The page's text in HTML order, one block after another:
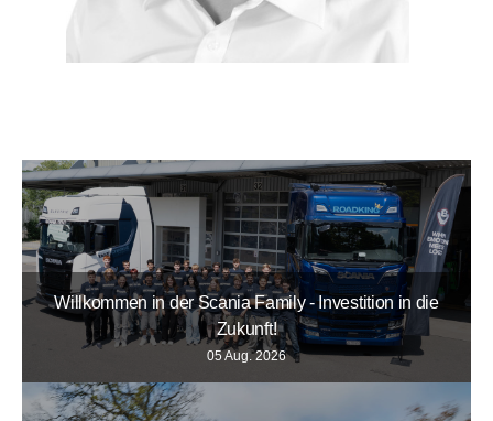
Willkommen in der Scania Family - Investition in die
Zukunft!
05 Aug. 2026